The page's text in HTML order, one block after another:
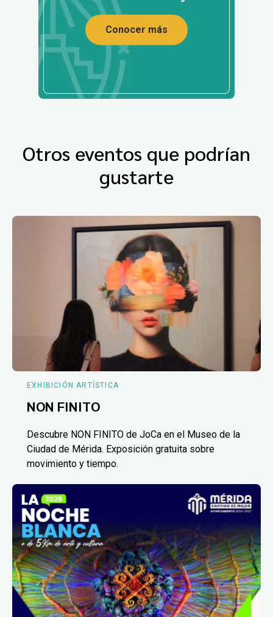
Conocer más
Otros eventos que podrían
gustarte
EXHIBICIÓN ARTÍSTICA
NON FINITO
Descubre NON FINITO de JoCa en el Museo de la
Ciudad de Mérida. Exposición gratuita sobre
movimiento y tiempo.